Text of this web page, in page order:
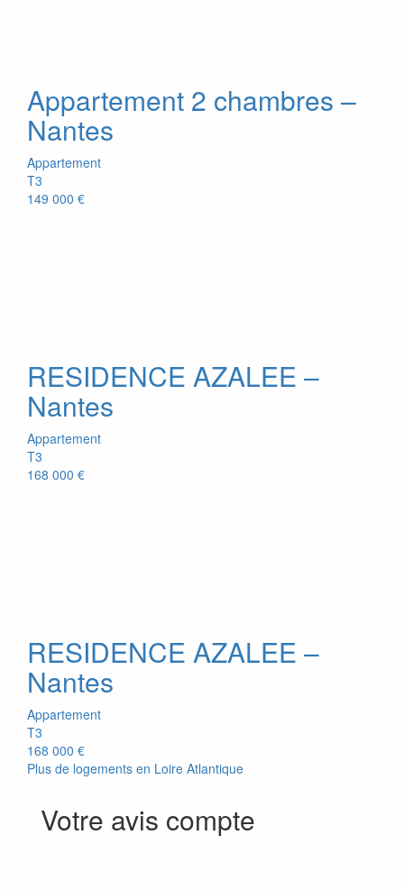
Appartement 2 chambres –
Nantes
Appartement
T3
149 000 €
RESIDENCE AZALEE –
Nantes
Appartement
T3
168 000 €
RESIDENCE AZALEE –
Nantes
Appartement
T3
168 000 €
Plus de logements en Loire Atlantique
Votre avis compte